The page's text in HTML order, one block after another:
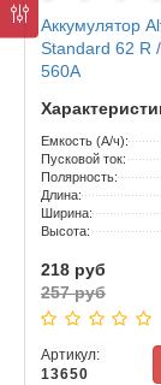
Аккумулятор
Standard 62 R
560А
Емкость (А/ч):
Пусковой ток:
Полярность:
Длина:
Ширина:
Высота:
218 руб
257 руб
Артикул:
13650